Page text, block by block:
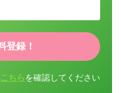
こちら を確認してください